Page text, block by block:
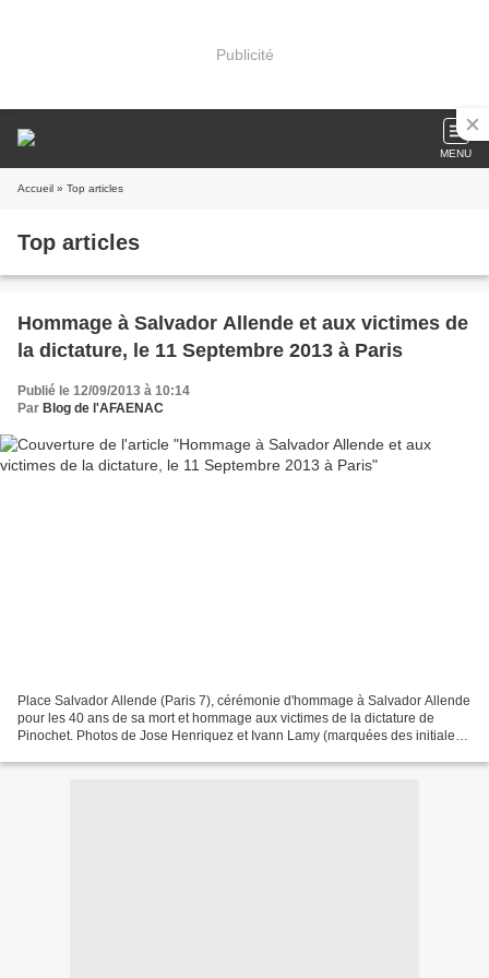
Publicité
MENU
Accueil » Top articles
Top articles
Hommage à Salvador Allende et aux victimes de
la dictature, le 11 Septembre 2013 à Paris
Publié le 12/09/2013 à 10:14
Par Blog de l'AFAENAC
Place Salvador Allende (Paris 7), cérémonie d'hommage à Salvador Allende
pour les 40 ans de sa mort et hommage aux victimes de la dictature de
Pinochet. Photos de Jose Henriquez et Ivann Lamy (marquées des initiales